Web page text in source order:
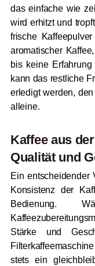
das einfache wie
wird erhitzt und
frische
aromatischer
bis keine
kann das restliche
erledigt werden,
alleine.
Kaffee aus
Qualität und
Ein entscheidender
Konsistenz der
Bedienung.
Stärke und
stets ein